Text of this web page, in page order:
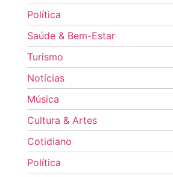
Política
Saúde & Bem-Estar
Turismo
Notícias
Música
Cultura & Artes
Cotidiano
Política